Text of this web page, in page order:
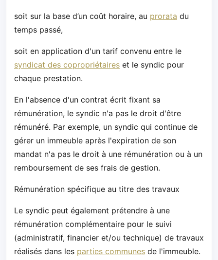
soit sur la base d’un coût horaire, au prorata du
temps passé,
soit en application d'un tarif convenu entre le
syndicat des copropriétaires et le syndic pour
chaque prestation.
En l'absence d'un contrat écrit fixant sa
rémunération, le syndic n'a pas le droit d'être
rémunéré. Par exemple, un syndic qui continue de
gérer un immeuble après l'expiration de son
mandat n'a pas le droit à une rémunération ou à un
remboursement de ses frais de gestion.
Rémunération spécifique au titre des travaux
Le syndic peut également prétendre à une
rémunération complémentaire pour le suivi
(administratif, financier et/ou technique) de travaux
réalisés dans les parties communes de l'immeuble.